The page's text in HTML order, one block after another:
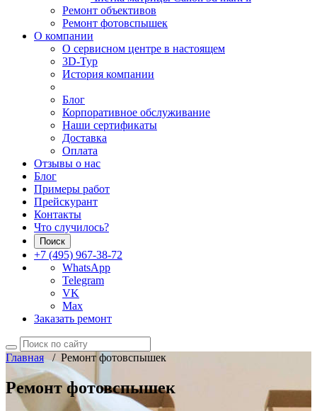
Ремонт объективов
Ремонт фотовспышек
О компании
О сервисном центре в настоящем
3D-Тур
История компании
Блог
Корпоративное обслуживание
Наши сертификаты
Доставка
Оплата
Отзывы о нас
Блог
Примеры работ
Прейскурант
Контакты
Что случилось?
Поиск
+7 (495) 967-38-72
WhatsApp
Telegram
VK
Max
Заказать ремонт
Главная/ Ремонт фотовспышек
Ремонт фотовспышек